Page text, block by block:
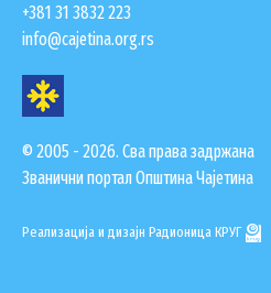
+381 31 3832 223
info@cajetina.org.rs
© 2005 - 2026. Сва права задржана
Званични портал Општина Чајетина
Реализација и дизајн Радионица КРУГ